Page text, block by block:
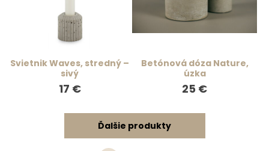
Svietnik Waves, stredný –
sivý
17 €
Betónová dóza Nature,
úzka
25 €
Ďalšie produkty